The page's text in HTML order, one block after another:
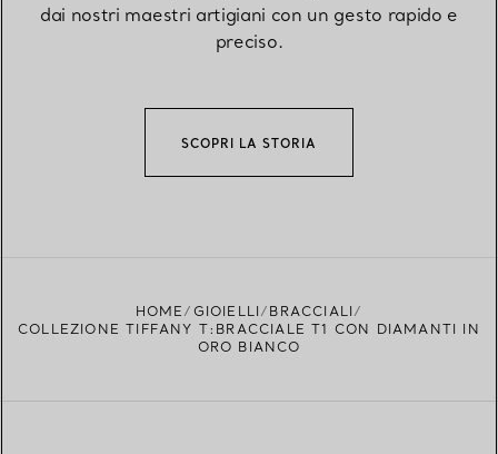
dai nostri maestri artigiani con un gesto rapido e
preciso.
SCOPRI LA STORIA
HOME GIOIELLI
BRACCIALI
COLLEZIONE TIFFANY T:BRACCIALE T1 CON DIAMANTI IN
ORO BIANCO